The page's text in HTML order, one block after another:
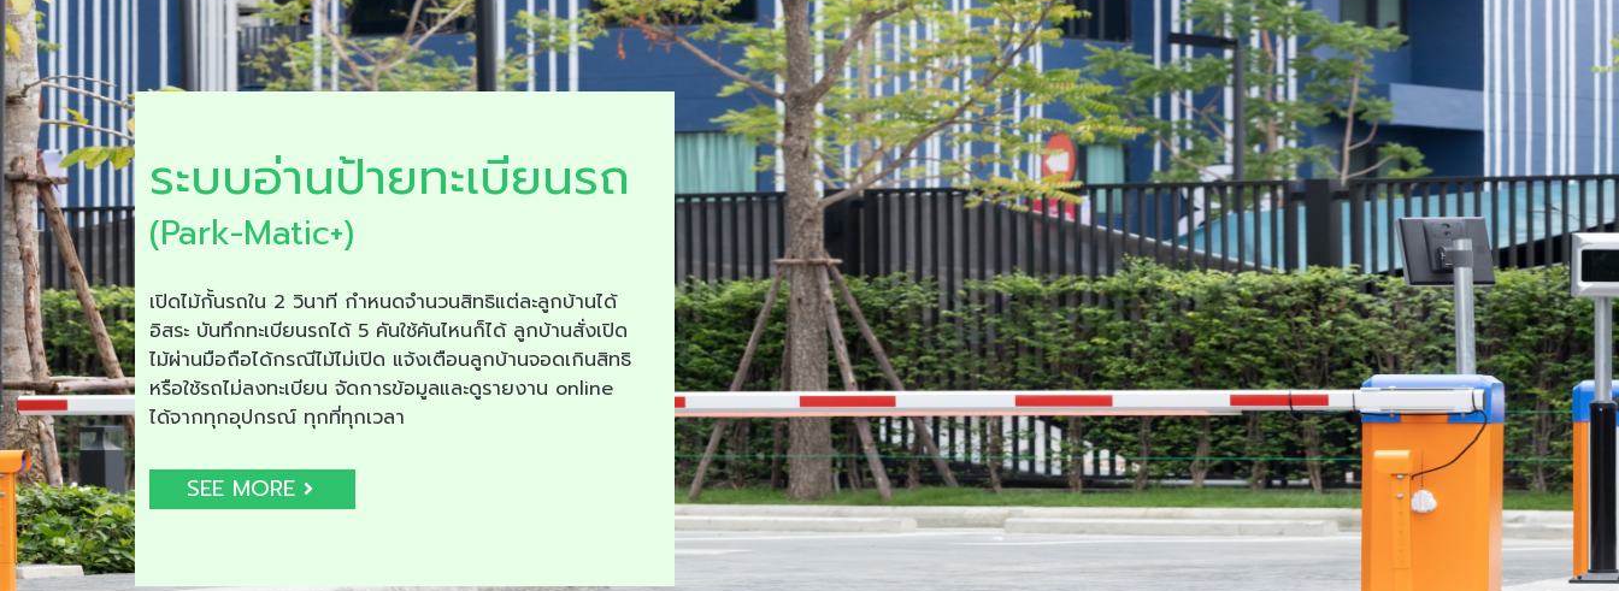
ระบบอ่านป้ายทะเบียนรถ
(Park-Matic+)
เปิดไม้กั้นรถใน 2 วินาที กำหนดจำนวนสิทธิแต่ละลูกบ้านได้
อิสระ บันทึกทะเบียนรถได้ 5 คันใช้คันไหนก็ได้ ลูกบ้านสั่งเปิด
ไม้ผ่านมือถือได้กรณีไม้ไม่เปิด แจ้งเตือนลูกบ้านจอดเกินสิทธิ
หรือใช้รถไม่ลงทะเบียน จัดการข้อมูลและดูรายงาน online
ได้จากทุกอุปกรณ์ ทุกที่ทุกเวลา
SEE MORE